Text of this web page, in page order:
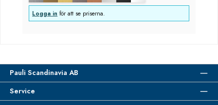
Logga in för att se priserna.
Pauli Scandinavia AB
Service